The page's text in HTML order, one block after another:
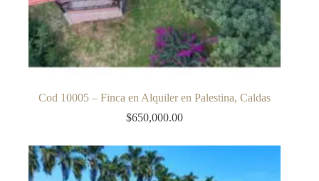
Cod 10005 – Finca en Alquiler en Palestina, Caldas
$650,000.00